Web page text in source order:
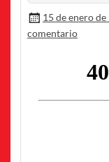
15 de enero
comentario